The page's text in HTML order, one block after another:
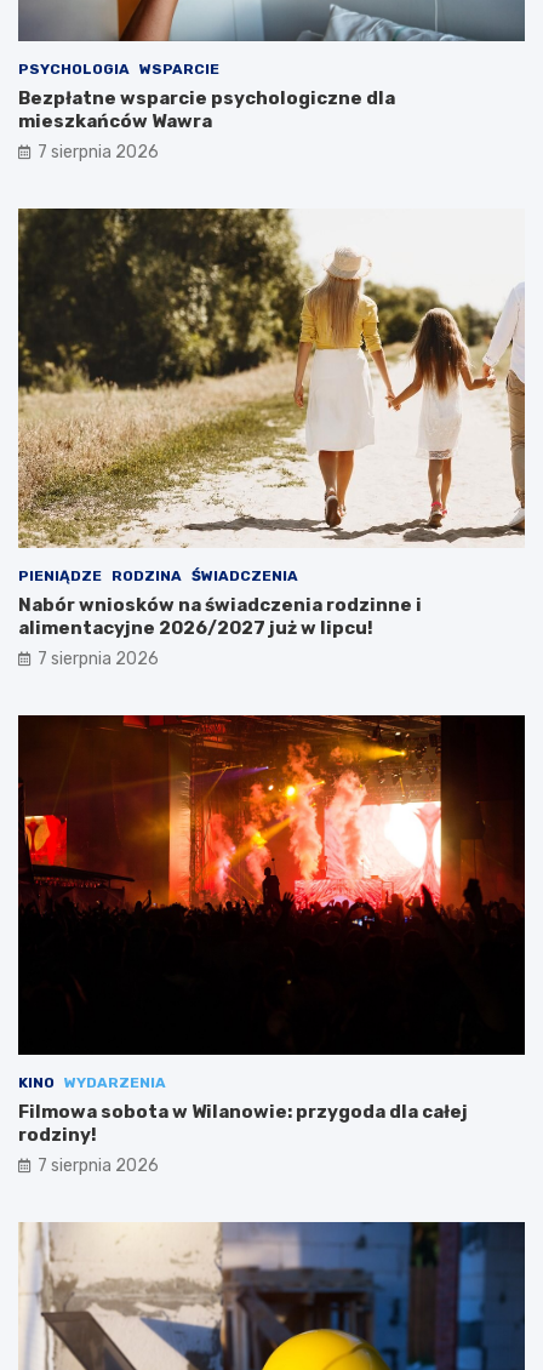
PSYCHOLOGIA WSPARCIE
Bezpłatne wsparcie psychologiczne dla
mieszkańców Wawra
7 sierpnia 2026
PIENIĄDZE RODZINA ŚWIADCZENIA
Nabór wniosków na świadczenia rodzinne i
alimentacyjne 2026/2027 już w lipcu!
7 sierpnia 2026
KINO WYDARZENIA
Filmowa sobota w Wilanowie: przygoda dla całej
rodziny!
7 sierpnia 2026